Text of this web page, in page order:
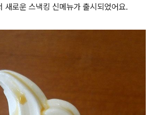
새로운 스낵킹 신메뉴가 출시되었어요.